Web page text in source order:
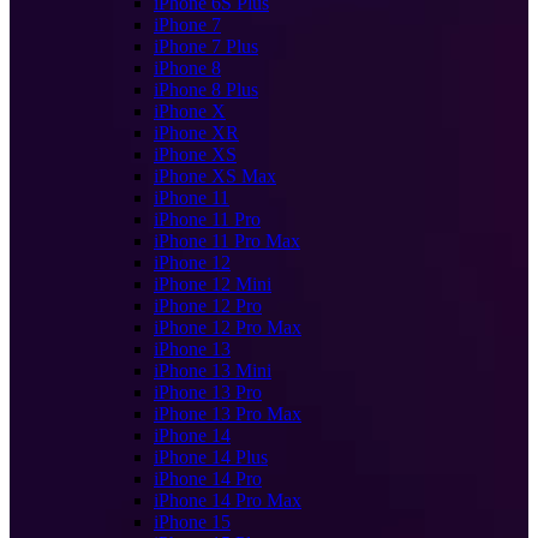
iPhone 7
iPhone 7 Plus
iPhone 8
iPhone 8 Plus
iPhone X
iPhone XR
iPhone XS
iPhone XS Max
iPhone 11
iPhone 11 Pro
iPhone 11 Pro Max
iPhone 12
iPhone 12 Mini
iPhone 12 Pro
iPhone 12 Pro Max
iPhone 13
iPhone 13 Mini
iPhone 13 Pro
iPhone 13 Pro Max
iPhone 14
iPhone 14 Plus
iPhone 14 Pro
iPhone 14 Pro Max
iPhone 15